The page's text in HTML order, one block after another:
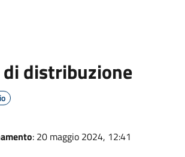
di distribuzione
: 20 maggio 2024, 12:41